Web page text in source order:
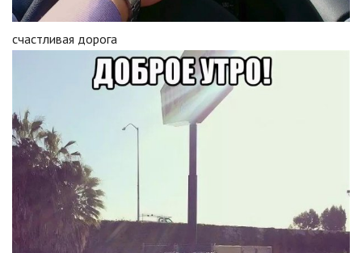
счастливая дорога